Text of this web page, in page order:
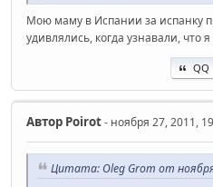
Мою маму в Испании за испанку
удивлялись, когда узнавали, что
QQ
Автор Poirot- ноября 27, 2011,
Цитата: Oleg Grom от